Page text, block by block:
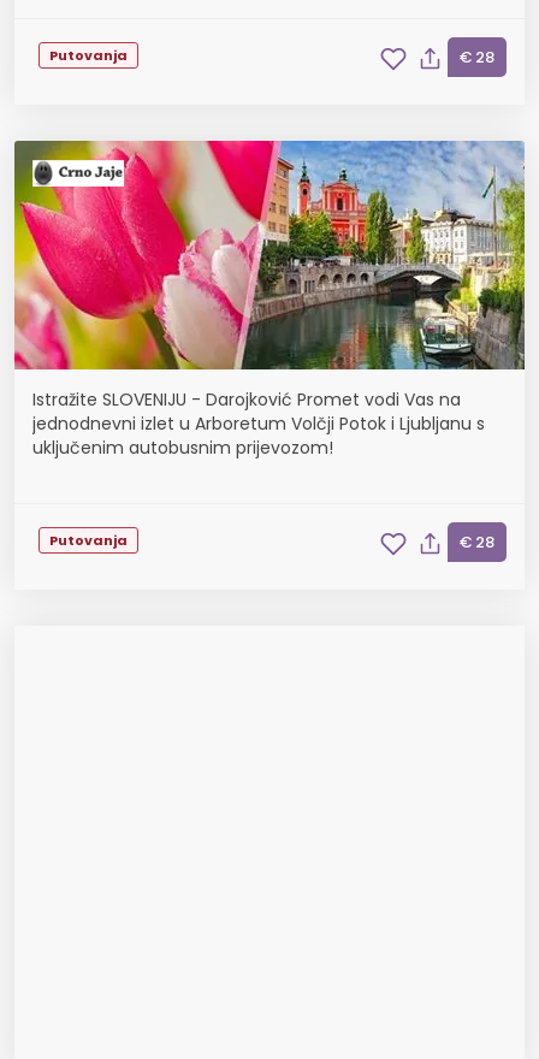
Putovanja € 28
Istražite SLOVENIJU - Darojković Promet vodi Vas na
jednodnevni izlet u Arboretum Volčji Potok i Ljubljanu s
uključenim autobusnim prijevozom!
Putovanja € 28